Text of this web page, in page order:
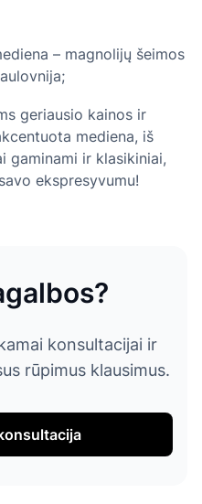
– magnolijų šeimos
geriausio kainos ir
mediena, iš
gaminami ir klasikiniai,
ekspresyvumu!
konsultacijai ir
rūpimus klausimus.